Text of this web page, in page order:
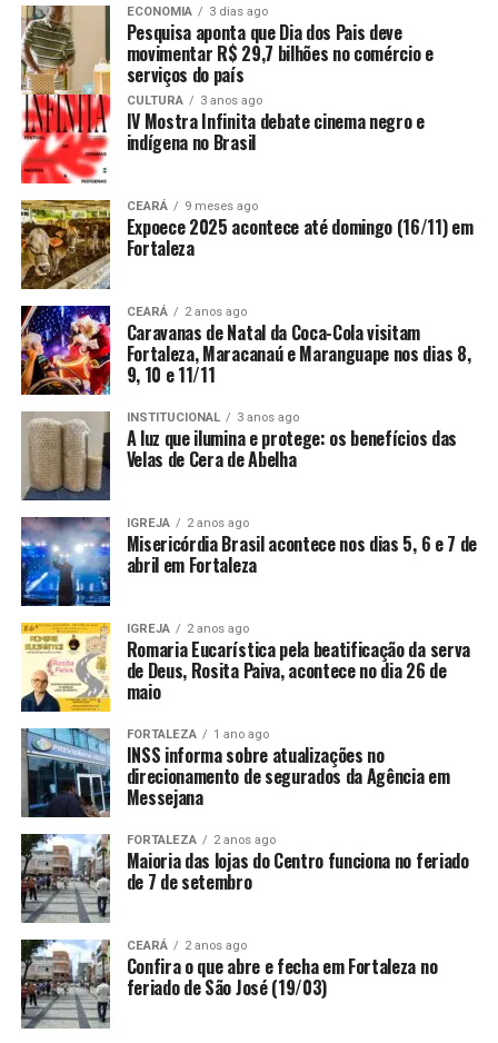
ECONOMIA 3 dias ago
Pesquisa aponta que Dia dos Pais deve
movimentar R$ 29,7 bilhões no comércio e
serviços do país
CULTURA 3 anos ago
IV Mostra Infinita debate cinema negro e
indígena no Brasil
CEARÁ 9 meses ago
Expoece 2025 acontece até domingo (16/11) em
Fortaleza
CEARÁ 2 anos ago
Caravanas de Natal da Coca-Cola visitam
Fortaleza, Maracanaú e Maranguape nos dias 8,
9, 10 e 11/11
INSTITUCIONAL 3 anos ago
A luz que ilumina e protege: os benefícios das
Velas de Cera de Abelha
IGREJA 2 anos ago
Misericórdia Brasil acontece nos dias 5, 6 e 7 de
abril em Fortaleza
IGREJA 2 anos ago
Romaria Eucarística pela beatificação da serva
de Deus, Rosita Paiva, acontece no dia 26 de
maio
FORTALEZA 1 ano ago
INSS informa sobre atualizações no
direcionamento de segurados da Agência em
Messejana
FORTALEZA 2 anos ago
Maioria das lojas do Centro funciona no feriado
de 7 de setembro
CEARÁ 2 anos ago
Confira o que abre e fecha em Fortaleza no
feriado de São José (19/03)